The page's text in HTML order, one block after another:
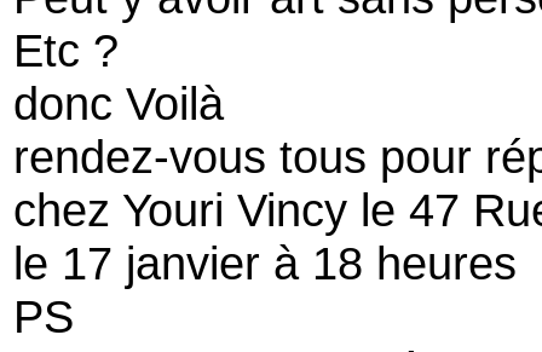
Etc ?
donc Voilà
rendez-vous tous pour
chez Youri Vincy le 47
le 17 janvier à 18 heures
PS